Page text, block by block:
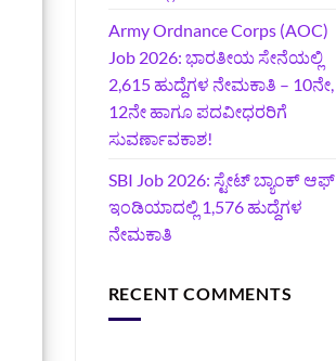
Army Ordnance Corps (AOC)
Job 2026: ಭಾರತೀಯ ಸೇನೆಯಲ್ಲಿ
2,615 ಹುದ್ದೆಗಳ ನೇಮಕಾತಿ – 10ನೇ,
12ನೇ ಹಾಗೂ ಪದವೀಧರರಿಗೆ
ಸುವರ್ಣಾವಕಾಶ!
SBI Job 2026: ಸ್ಟೇಟ್ ಬ್ಯಾಂಕ್ ಆಫ್
ಇಂಡಿಯಾದಲ್ಲಿ 1,576 ಹುದ್ದೆಗಳ
ನೇಮಕಾತಿ
RECENT COMMENTS